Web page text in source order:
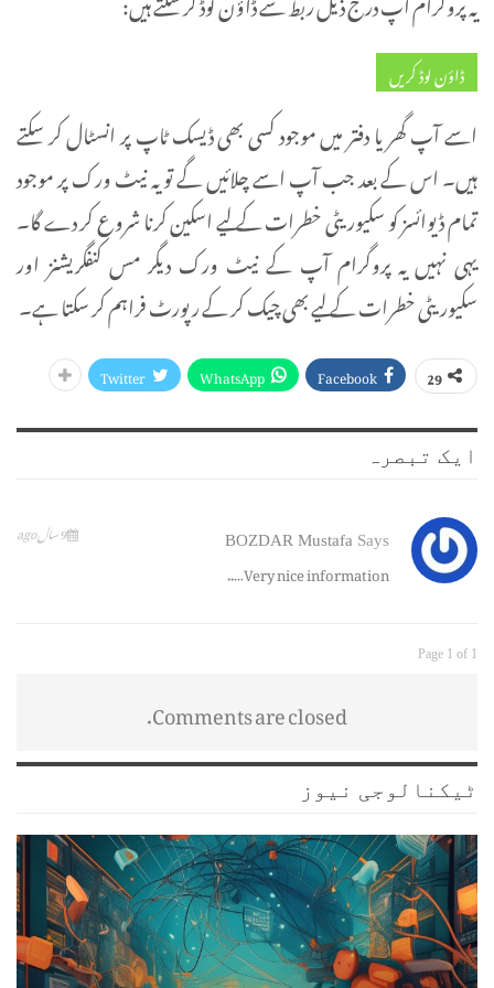
ڈاؤن لوڈ کریں
اسے آپ گھر یا دفتر میں موجود کسی بھی ڈیسک ٹاپ پر انسٹال کر سکتے
ہیں۔ اس کے بعد جب آپ اسے چلائیں گے تو یہ نیٹ ورک پر موجود
تمام ڈیوائسز کو سکیوریٹی خطرات کے لیے اسکین کرنا شروع کر دے گا۔
یہی نہیں یہ پروگرام آپ کے نیٹ ورک دیگر مس کنفگریشنز اور
سکیوریٹی خطرات کے لیے بھی چیک کر کے رپورٹ فراہم کر سکتا ہے۔
29
Facebook
WhatsApp
Twitter
ایک تبصرہ
BOZDAR Mustafa Says 9 سال ago
Very nice information…..
Page 1 of 1
Comments are closed.
ٹیکنالوجی نیوز